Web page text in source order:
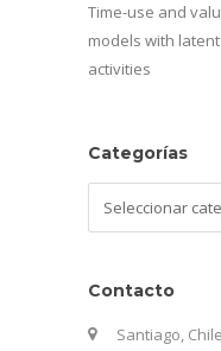
Time-use and
models with
activities
Categorías
Contacto
Santiago,